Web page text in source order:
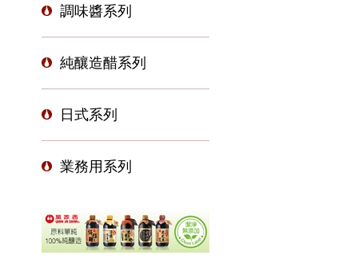
調味醬系列
純釀造醋系列
日式系列
業務用系列